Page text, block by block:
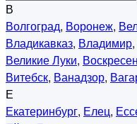
В
Волгоград, Воронеж,
Владикавказ, Владимир,
Великие Луки,
Витебск, Ванадзор,
Е
Екатеринбург, Елец,